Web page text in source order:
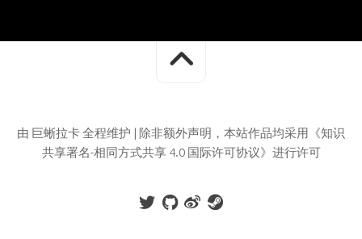
由 巨蜥拉卡 全程维护 | 除非额外声明，本站作品均采用《知识
共享署名-相同方式共享 4.0 国际许可协议》进行许可